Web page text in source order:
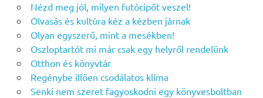
Nézd meg jól, milyen futócipőt veszel!
Olvasás és kultúra kéz a kézben járnak
Olyan egyszerű, mint a mesékben!
Oszloptartót mi már csak egy helyről rendelünk
Otthon és könyvtár
Regénybe illően csodálatos klíma
Senki nem szeret fagyoskodni egy könyvesboltban